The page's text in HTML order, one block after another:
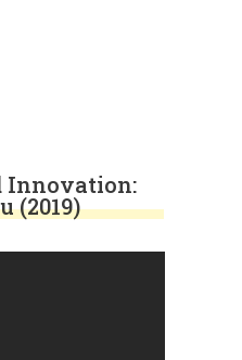
Innovation:
(2019)